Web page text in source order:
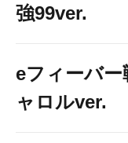
強99ver.
eフィーバ
ャロルver.